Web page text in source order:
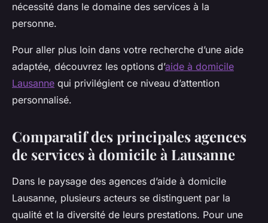
nécessité dans le domaine des services à la
personne.
Pour aller plus loin dans votre recherche d’une aide
adaptée, découvrez les options d’aide à domicile
Lausanne qui privilégient ce niveau d’attention
personnalisé.
Comparatif des principales agences
de services à domicile à Lausanne
Dans le paysage des agences d’aide à domicile
Lausanne, plusieurs acteurs se distinguent par la
qualité et la diversité de leurs prestations. Pour une